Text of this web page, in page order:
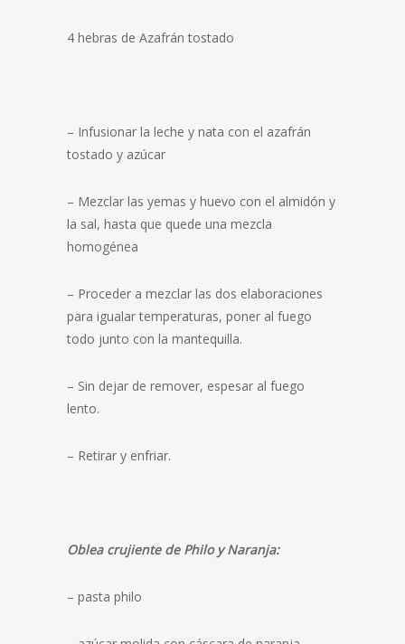
4 hebras de Azafrán tostado
– Infusionar la leche y nata con el azafrán
tostado y azúcar
– Mezclar las yemas y huevo con el almidón y
la sal, hasta que quede una mezcla
homogénea
– Proceder a mezclar las dos elaboraciones
para igualar temperaturas, poner al fuego
todo junto con la mantequilla.
– Sin dejar de remover, espesar al fuego
lento.
– Retirar y enfriar.
Oblea crujiente de Philo y Naranja:
– pasta philo